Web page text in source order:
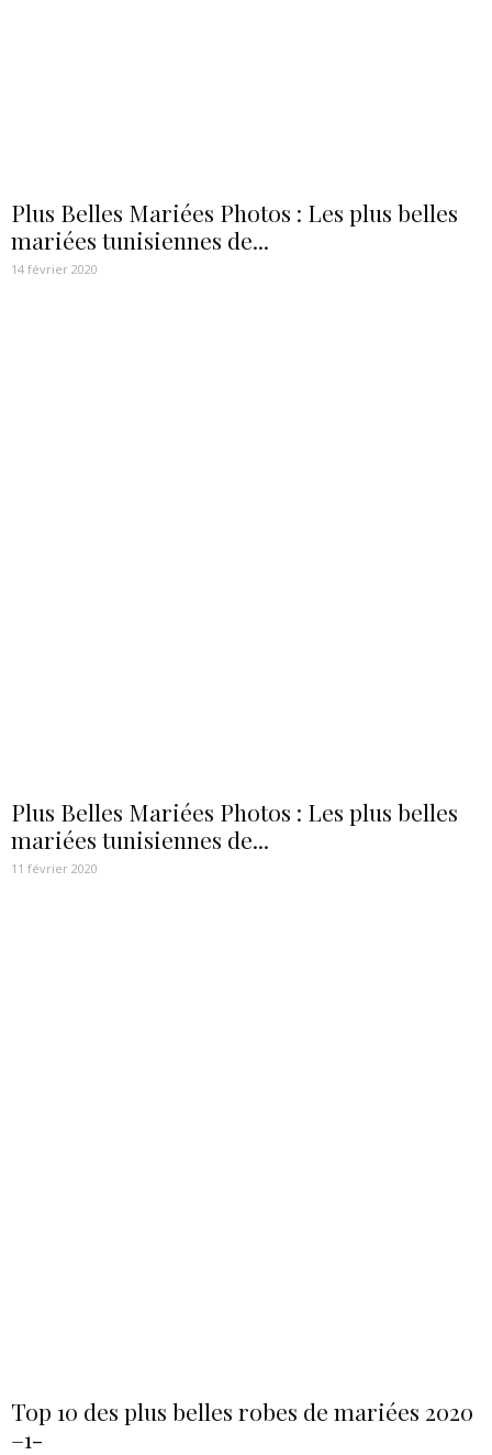
Plus Belles Mariées Photos : Les plus belles
mariées tunisiennes de...
14 février 2020
Plus Belles Mariées Photos : Les plus belles
mariées tunisiennes de...
11 février 2020
Top 10 des plus belles robes de mariées 2020
–1-